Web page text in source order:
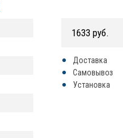
1633 руб.
Доставка
Самовывоз
Установка